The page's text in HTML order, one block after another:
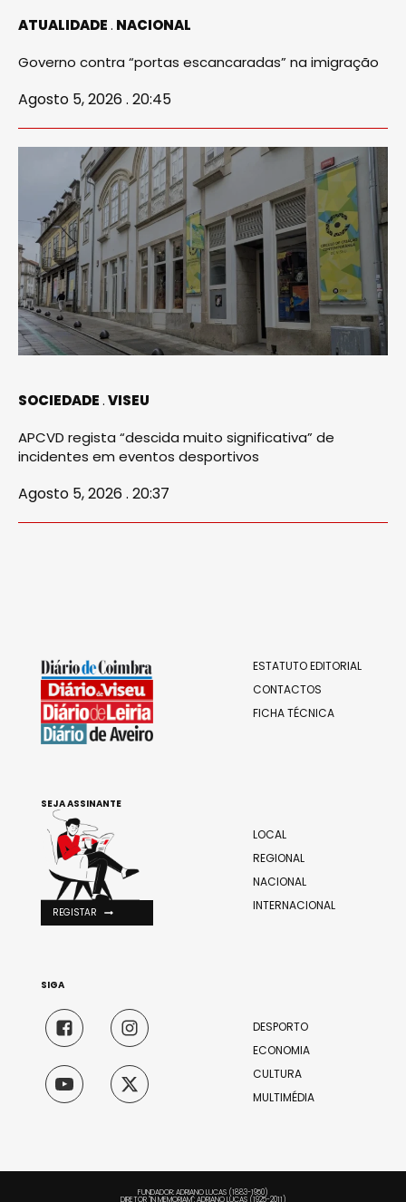
ATUALIDADE NACIONAL
Governo contra “portas escancaradas” na imigração
Agosto 5, 2026 . 20:45
SOCIEDADE VISEU
APCVD regista “descida muito significativa” de
incidentes em eventos desportivos
Agosto 5, 2026 . 20:37
ESTATUTO EDITORIAL
CONTACTOS
FICHA TÉCNICA
LOCAL
REGIONAL
NACIONAL
INTERNACIONAL
DESPORTO
ECONOMIA
CULTURA
MULTIMÉDIA
SEJA ASSINANTE
REGISTAR
SIGA
FUNDADOR: ADRIANO LUCAS (1883-1950)
DIRETOR "IN MEMORIAM": ADRIANO LUCAS (1925-2011)